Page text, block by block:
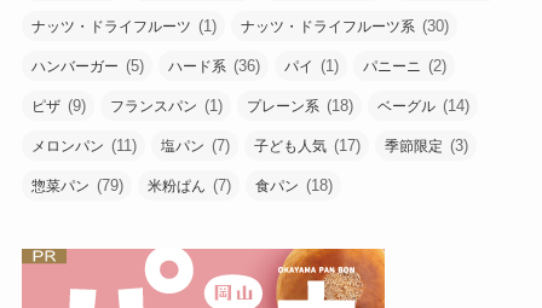
ナッツ・ドライフルーツ (1) ナッツ・ドライフルーツ系 (30)
ハンバーガー (5) ハード系 (36) パイ (1) パニーニ (2)
ピザ (9) フランスパン (1) プレーン系 (18) ベーグル (14)
メロンパン (11) 塩パン (7) 子ども人気 (17) 季節限定 (3)
惣菜パン (79) 米粉ぱん (7) 食パン (18)